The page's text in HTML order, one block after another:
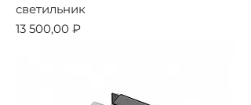
светильник
Цена
13 500,00 ₽